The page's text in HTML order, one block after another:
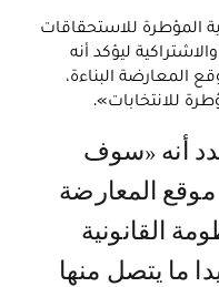
المؤطرة للاستحقاقات
ليؤكد أنه
المعارضة البناءة،
للانتخابات».
المعارضة
القانونية
ما يتصل منها